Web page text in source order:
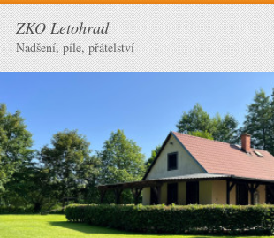
ZKO Letohrad
Nadšení, píle, přátelství